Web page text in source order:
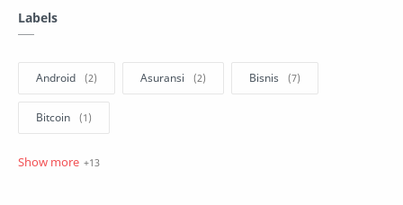
Labels
Android Asuransi Bisnis
Bitcoin
blogger